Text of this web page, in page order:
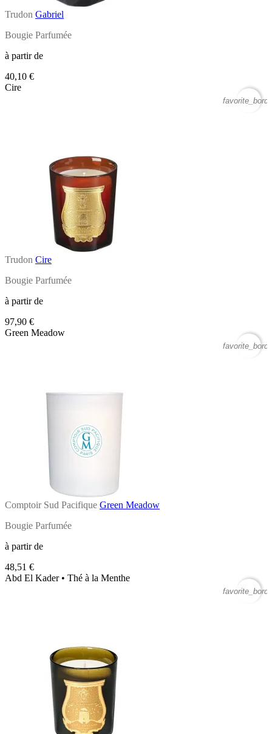
Trudon Gabriel
Bougie Parfumée
à partir de
40,10 €
Cire
Trudon Cire
Bougie Parfumée
à partir de
97,90 €
Green Meadow
Comptoir Sud Pacifique Green Meadow
Bougie Parfumée
à partir de
48,51 €
Abd El Kader • Thé à la Menthe